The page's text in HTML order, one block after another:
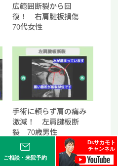
ご相談・来院予約
Dr.サカモト
チャンネル
広範囲断裂から回
復！ 右肩腱板損傷
70代女性
手術に頼らず肩の痛み
激減！ 左肩腱板断
裂 70歳男性